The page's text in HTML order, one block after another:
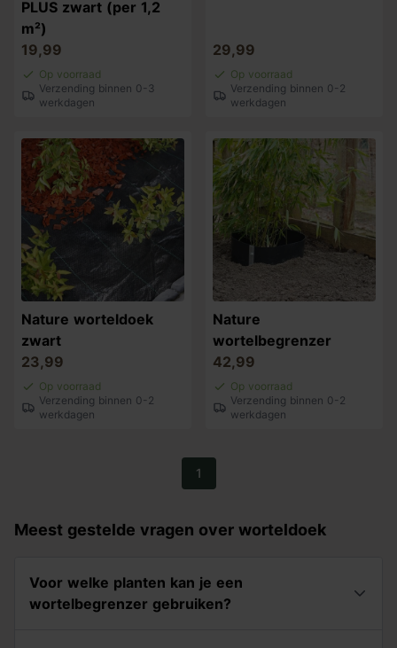
PLUS zwart (per 1,2
m²)
19,99
Op voorraad
Verzending binnen 0-3
werkdagen
29,99
Op voorraad
Verzending binnen 0-2
werkdagen
Nature worteldoek
zwart
23,99
Op voorraad
Verzending binnen 0-2
werkdagen
Nature
wortelbegrenzer
42,99
Op voorraad
Verzending binnen 0-2
werkdagen
1
Meest gestelde vragen over worteldoek
Voor welke planten kan je een
wortelbegrenzer gebruiken?